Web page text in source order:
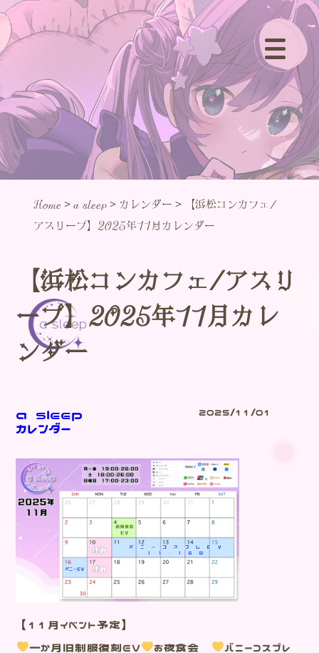
Blog -ブログ-
Home >a sleep > カレンダー >
【浜松コンカフェ/
アスリープ】2025年11月カレンダー
【浜松コンカフェ/アスリ
ープ】2025年11月カレ
ンダー
a sleep
カレンダー
2025/11/01
【11月イベント予定】
一か月旧制服復刻EV
お夜食会
バニーコスプレ